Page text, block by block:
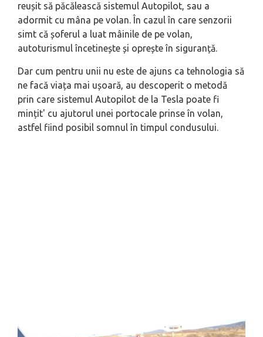
reușit să păcălească sistemul Autopilot, sau a
adormit cu mâna pe volan. În cazul în care senzorii
simt că șoferul a luat mâinile de pe volan,
autoturismul încetinește și oprește în siguranță.
Dar cum pentru unii nu este de ajuns ca tehnologia să
ne facă viața mai ușoară, au descoperit o metodă
prin care sistemul Autopilot de la Tesla poate fi
mințit' cu ajutorul unei portocale prinse în volan,
astfel fiind posibil somnul în timpul condusului.